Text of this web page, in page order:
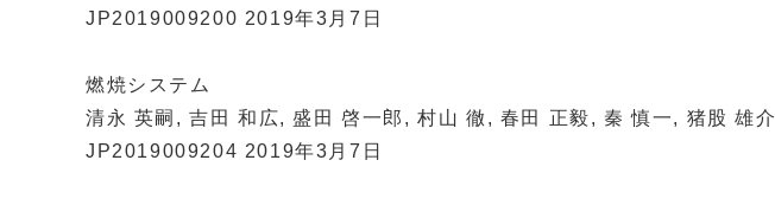
JP2019009200 2019年3月7日
燃焼システム
清永 英嗣, 吉田 和広, 盛田 啓一郎, 村山 徹, 春田 正毅, 秦 慎一, 猪股 雄介
JP2019009204 2019年3月7日